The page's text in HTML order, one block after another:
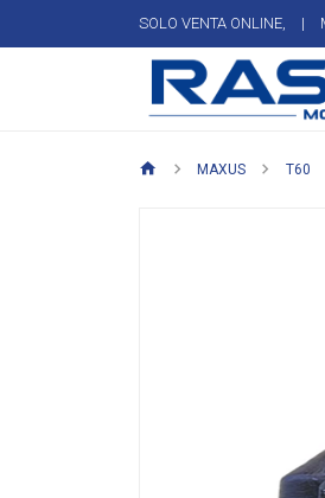
SOLO VENTA ONLINE, |
MAXUS T60